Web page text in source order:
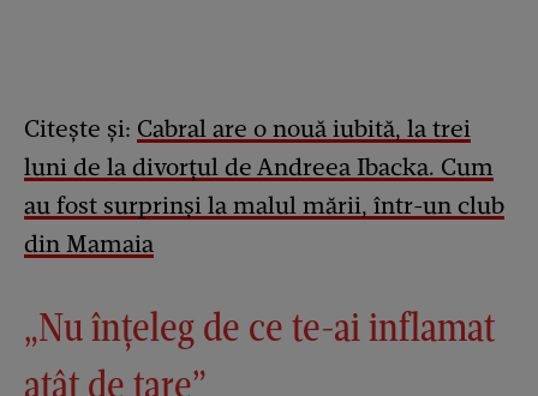
Citește și: Cabral are o nouă iubită, la trei
luni de la divorțul de Andreea Ibacka. Cum
au fost surprinși la malul mării, într-un club
din Mamaia
„Nu înțeleg de ce te-ai inflamat
atât de tare”